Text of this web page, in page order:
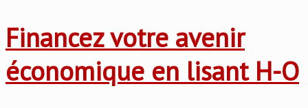
Financez votre avenir
économique en lisant H-O